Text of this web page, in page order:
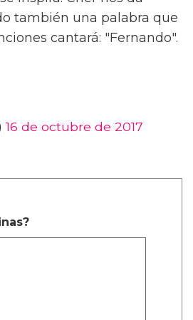
también una palabra que
cantará: "Fernando".
16 de octubre de 2017